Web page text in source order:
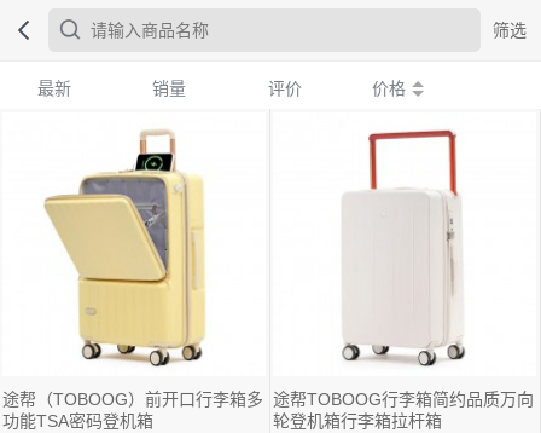
筛选
最新 销量 评价 价格
途帮（TOBOOG）前开口行李箱多
功能TSA密码登机箱
途帮TOBOOG行李箱简约品质万向
轮登机箱行李箱拉杆箱